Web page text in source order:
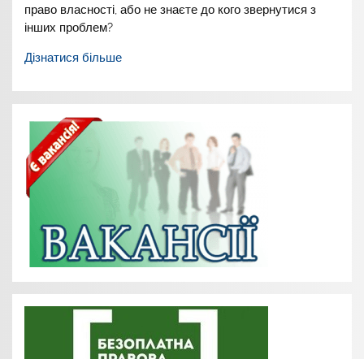
право власності, або не знаєте до кого звернутися з
інших проблем?
Дізнатися більше